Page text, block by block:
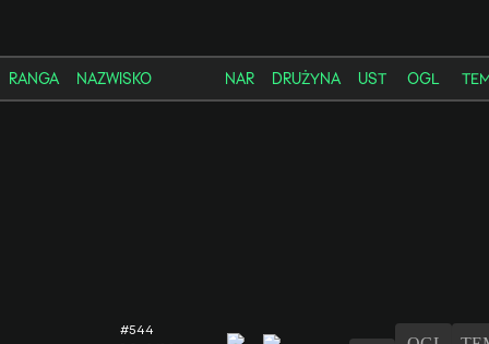
RANGA NAZWISKO NAR DRUŻYNA UST OGL
#544